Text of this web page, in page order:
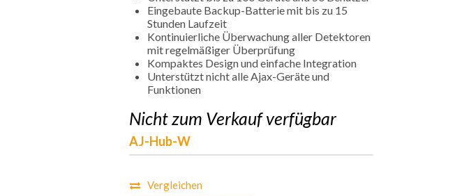
Eingebaute Backup-Batterie mit bis zu 15
Stunden Laufzeit
Kontinuierliche Überwachung aller Detektoren
mit regelmäßiger Überprüfung
Kompaktes Design und einfache Integration
Unterstützt nicht alle Ajax-Geräte und
Funktionen
Nicht zum Verkauf verfügbar
AJ-Hub-W
Vergleichen